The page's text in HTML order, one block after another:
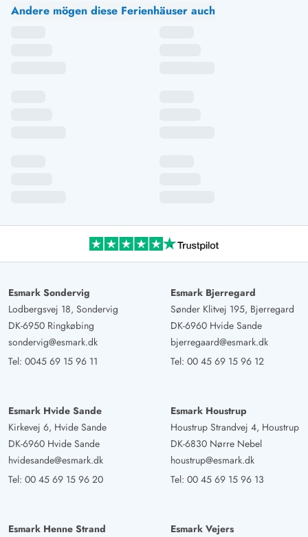
Andere mögen diese Ferienhäuser auch
Esmark Sondervig
Lodbergsvej 18, Sondervig
DK-6950 Ringkøbing
sondervig@esmark.dk
Tel: 0045 69 15 96 11
Esmark Bjerregard
Sønder Klitvej 195, Bjerregard
DK-6960 Hvide Sande
bjerregaard@esmark.dk
Tel: 00 45 69 15 96 12
Esmark Hvide Sande
Kirkevej 6, Hvide Sande
DK-6960 Hvide Sande
hvidesande@esmark.dk
Tel: 00 45 69 15 96 20
Esmark Houstrup
Houstrup Strandvej 4, Houstrup
DK-6830 Nørre Nebel
houstrup@esmark.dk
Tel: 00 45 69 15 96 13
Esmark Henne Strand
Esmark Vejers